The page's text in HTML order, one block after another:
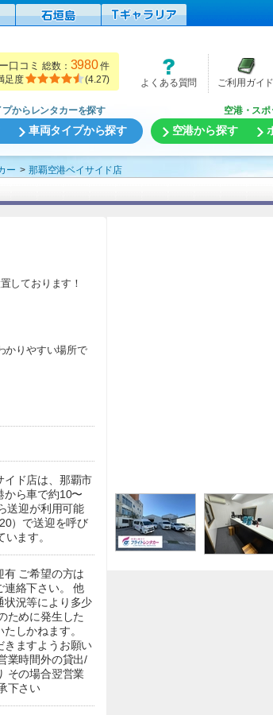
口コミ 総数： 3980件
足度
(4.27) よくある質問 ご利用ガイ
からレンタカーを探す
車両タイプから探す
空港・ス
空港から探す
ー 那覇空港ベイサイド店
しております！
かりやすい場所で
イド店は、那覇市
から車で約10〜
送迎が利用可能
）で送迎を呼び
ます。
有 ご希望の方は
連絡下さい。 他
状況等により多少
ために発生した
しかねます。
きますようお願い
業時間外の貸出/
その場合翌営業
下さい